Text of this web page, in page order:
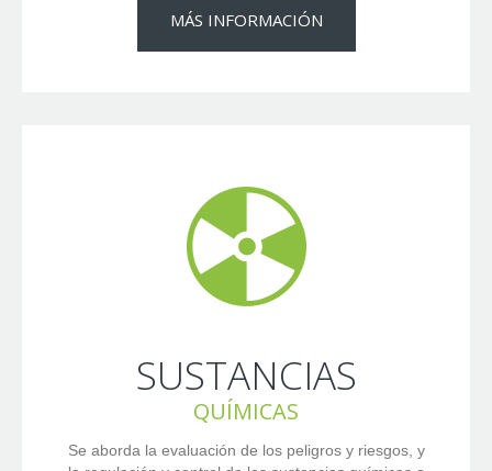
MÁS INFORMACIÓN
SUSTANCIAS
QUÍMICAS
Se aborda la evaluación de los peligros y riesgos, y